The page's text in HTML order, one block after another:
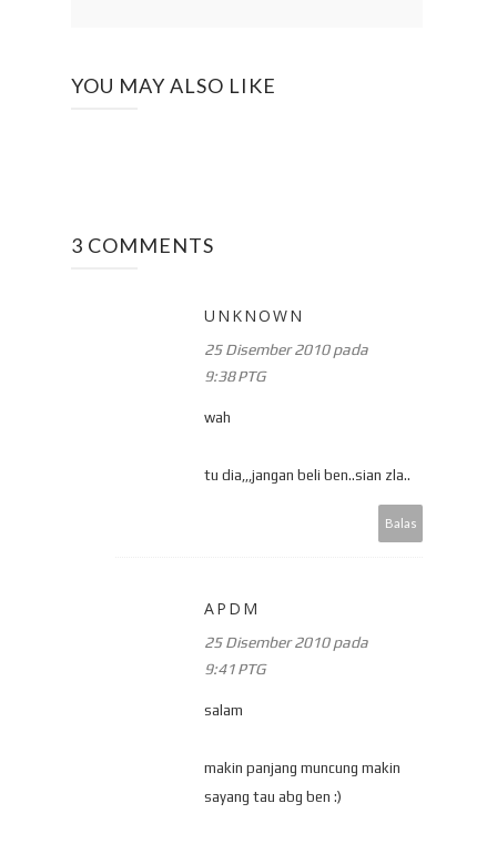
YOU MAY ALSO LIKE
3 COMMENTS
UNKNOWN
25 Disember 2010 pada
9:38 PTG
wah
tu dia,,,jangan beli ben..sian zla..
Balas
APDM
25 Disember 2010 pada
9:41 PTG
salam
makin panjang muncung makin
sayang tau abg ben :)